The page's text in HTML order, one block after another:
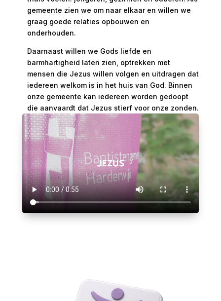
gemeente zien we om naar elkaar en willen we
graag goede relaties opbouwen en
onderhouden.
Daarnaast willen we Gods liefde en
barmhartigheid laten zien, optrekken met
mensen die Jezus willen volgen en uitdragen dat
iedereen welkom is in het huis van God. Binnen
onze gemeente kan iedereen worden gedoopt
die aanvaardt dat Jezus stierf voor onze zonden.